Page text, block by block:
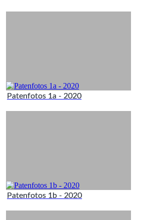
Patenfotos 1a - 2020
Patenfotos 1b - 2020